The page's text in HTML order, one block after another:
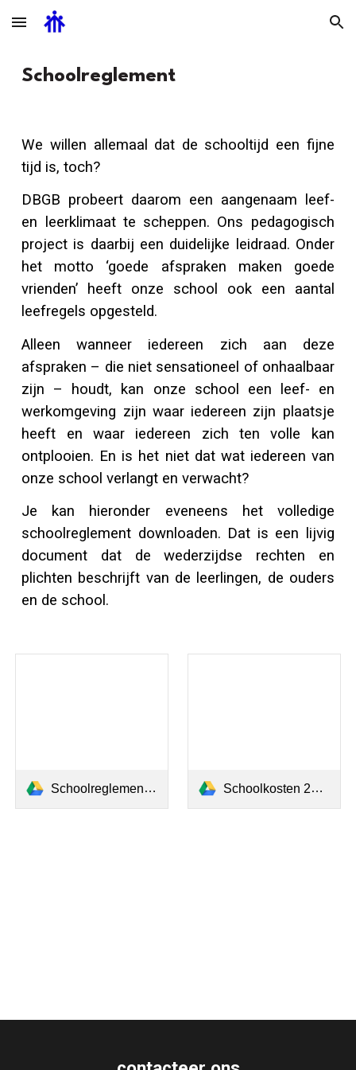
Skip to main content Skip to navigation
Schoolreglement
We willen allemaal dat de schooltijd een fijne
tijd is, toch?
DBGB probeert daarom een aangenaam leef-
en leerklimaat te scheppen. Ons pedagogisch
project is daarbij een duidelijke leidraad. Onder
het motto ‘goede afspraken maken goede
vrienden’ heeft onze school ook een aantal
leefregels opgesteld.
Alleen wanneer iedereen zich aan deze
afspraken – die niet sensationeel of onhaalbaar
zijn – houdt, kan onze school een leef- en
werkomgeving zijn waar iedereen zijn plaatsje
heeft en waar iedereen zich ten volle kan
ontplooien. En is het niet dat wat iedereen van
onze school verlangt en verwacht?
Je kan hieronder eveneens het volledige
schoolreglement downloaden. Dat is een lijvig
document dat de wederzijdse rechten en
plichten beschrijft van de leerlingen, de ouders
en de school.
Schoolreglement 2025-2026.pdf Schoolkosten 2025-2026.pdf